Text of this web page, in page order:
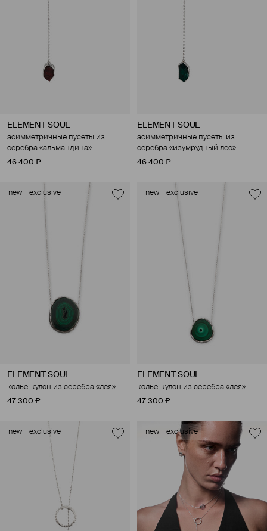
ELEMENT SOUL
асимметричные пусеты из
серебра «альмандина»
46 400 ₽
ELEMENT SOUL
асимметричные пусеты из
серебра «изумрудный лес»
46 400 ₽
new exclusive
ELEMENT SOUL
колье-кулон из серебра «лея»
47 300 ₽
new exclusive
ELEMENT SOUL
колье-кулон из серебра «лея»
47 300 ₽
new exclusive new exclusive